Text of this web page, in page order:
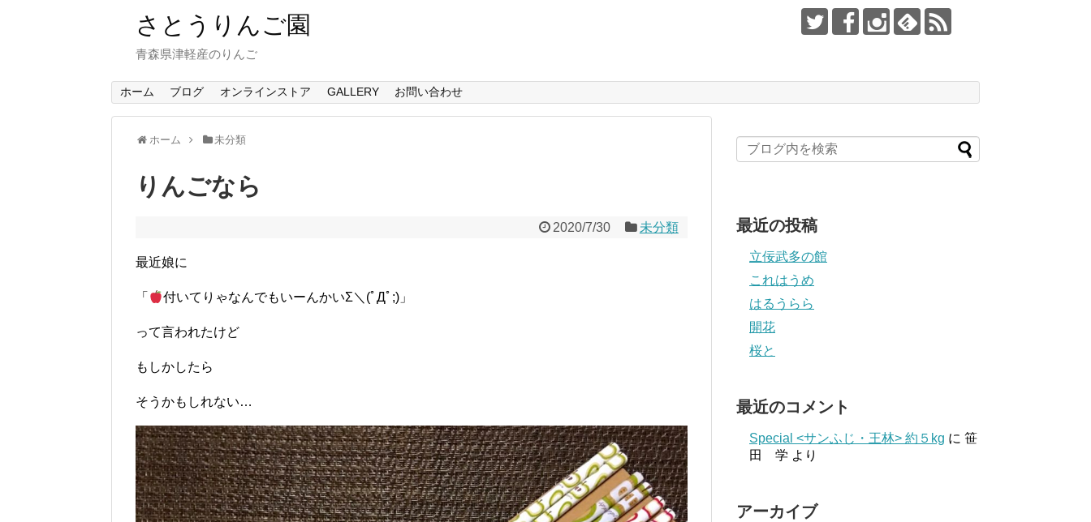
さとうりんご園
青森県津軽産のりんご
ホーム ブログ オンラインストア GALLERY お問い合わせ
ホーム 未分類
りんごなら
2020/7/30 未分類
最近娘に
「 付いてりゃなんでもいーんかいΣ＼(ﾟДﾟ;)」
って言われたけど
もしかしたら
そうかもしれない…
最近の投稿
立佞武多の館
これはうめ
はるうらら
開花
桜と
最近のコメント
Special <サンふじ・王林> 約５kg に 笹
田 学 より
アーカイブ